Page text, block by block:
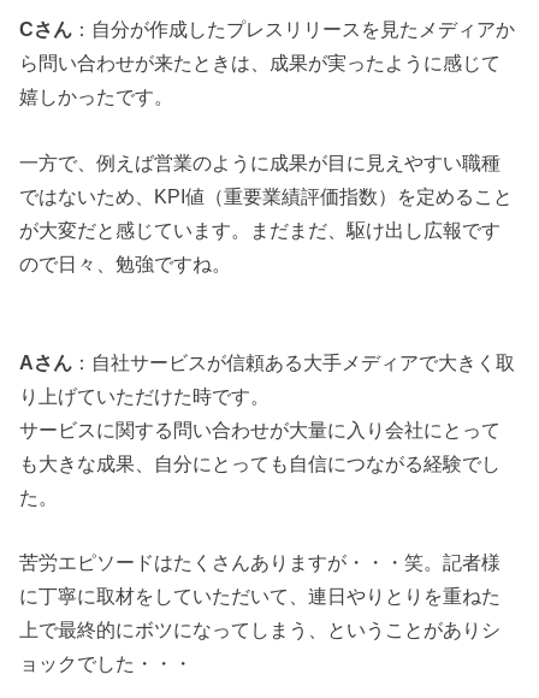
Cさん ：自分が作成したプレスリリースを見たメディアか
ら問い合わせが来たときは、成果が実ったように感じて
嬉しかったです。
一方で、例えば営業のように成果が目に見えやすい職種
ではないため、KPI値（重要業績評価指数）を定めること
が大変だと感じています。まだまだ、駆け出し広報です
ので日々、勉強ですね。
Aさん ：自社サービスが信頼ある大手メディアで大きく取
り上げていただけた時です。
サービスに関する問い合わせが大量に入り会社にとって
も大きな成果、自分にとっても自信につながる経験でし
た。
苦労エピソードはたくさんありますが・・・笑。記者様
に丁寧に取材をしていただいて、連日やりとりを重ねた
上で最終的にボツになってしまう、ということがありシ
ョックでした・・・